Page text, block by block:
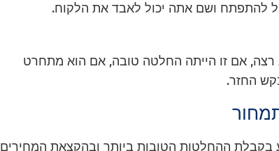
להתפתח ושם אתה יכול לאבד את הלקוח.
אם זו הייתה החלטה טובה, אם הוא מתחרט
החזר.
בקבלת ההחלטות הטובות ביותר ובהקצאת המחירים